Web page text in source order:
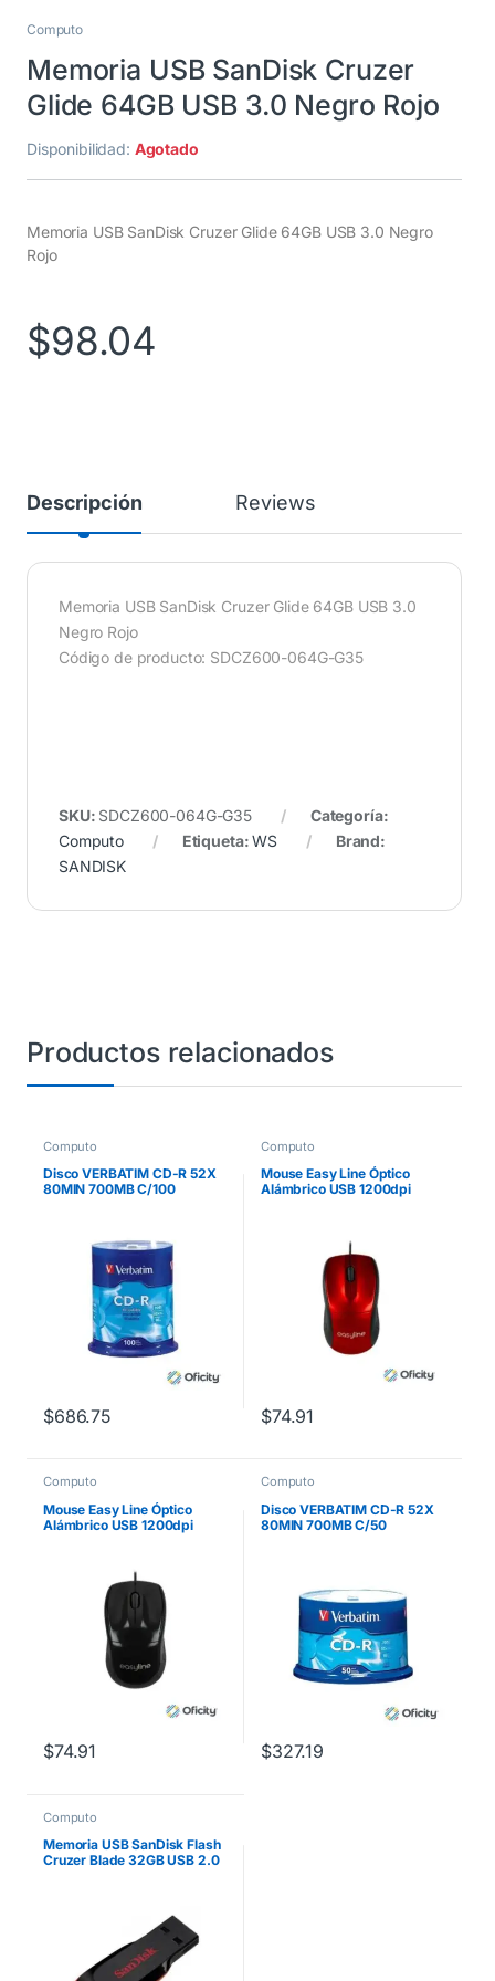
Computo
Memoria USB SanDisk Cruzer
Glide 64GB USB 3.0 Negro Rojo
Disponibilidad: Agotado
Memoria USB SanDisk Cruzer Glide 64GB USB 3.0 Negro
Rojo
$98.04
Descripción Reviews
Memoria USB SanDisk Cruzer Glide 64GB USB 3.0
Negro Rojo
Código de producto: SDCZ600-064G-G35
SKU: SDCZ600-064G-G35
Categoría:
Computo
Etiqueta:WS
Brand:
SANDISK
Productos relacionados
Computo
Disco VERBATIM CD-R 52X
80MIN 700MB C/100
$686.75
Computo
Mouse Easy Line Óptico
Alámbrico USB 1200dpi
$74.91
Computo
Mouse Easy Line Óptico
Alámbrico USB 1200dpi
$74.91
Computo
Disco VERBATIM CD-R 52X
80MIN 700MB C/50
$327.19
Computo
Memoria USB SanDisk Flash
Cruzer Blade 32GB USB 2.0